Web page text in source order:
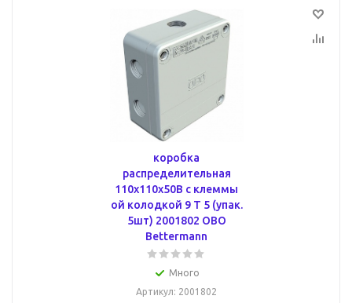
коробка
распределительная
110x110x50В с клеммы
ой колодкой 9 T 5 (упак.
5шт) 2001802 OBO
Bettermann
Много
Артикул: 2001802